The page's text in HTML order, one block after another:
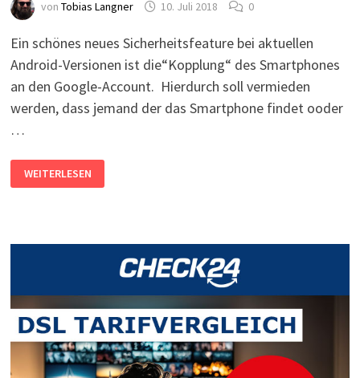
von Tobias Langner 10. Juli 2018 0
Ein schönes neues Sicherheitsfeature bei aktuellen
Android-Versionen ist die“Kopplung“ des Smartphones
an den Google-Account. Hierdurch soll vermieden
werden, dass jemand der das Smartphone findet ooder
…
ANDROID:
GERÄT
GESPERRT
WEITERLESEN